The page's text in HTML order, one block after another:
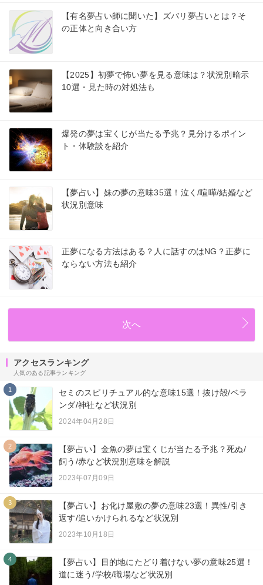
【有名夢占い師に聞いた】ズバリ夢占いとは？そ
の正体と向き合い方
【2025】初夢で怖い夢を見る意味は？状況別暗示
10選・見た時の対処法も
爆発の夢は宝くじが当たる予兆？見分けるポイン
ト・体験談を紹介
【夢占い】妹の夢の意味35選！泣く/喧嘩/結婚など
状況別意味
正夢になる方法はある？人に話すのはNG？正夢に
ならない方法も紹介
次へ
アクセスランキング
人気のある記事ランキング
1
セミのスピリチュアル的な意味15選！抜け殻/ベラ
ンダ/神社など状況別
2024年04月28日
2
【夢占い】金魚の夢は宝くじが当たる予兆？死ぬ/
飼う/赤など状況別意味を解説
2023年07月09日
3
【夢占い】お化け屋敷の夢の意味23選！異性/引き
返す/追いかけられるなど状況別
2023年10月18日
4
【夢占い】目的地にたどり着けない夢の意味25選！
道に迷う/学校/職場など状況別